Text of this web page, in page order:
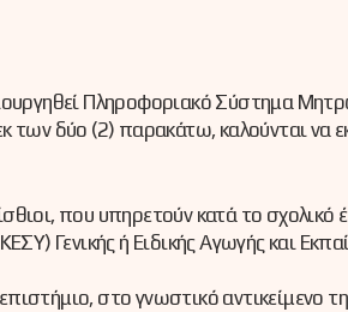
Πληροφοριακό Σύστημα
δύο (2) παρακάτω, καλούνται να
που υπηρετούν κατά το σχολικό
Γενικής ή Ειδικής Αγωγής και
στο γνωστικό αντικείμενο